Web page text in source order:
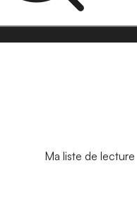
Ma liste de lecture